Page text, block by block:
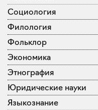
Социология
Филология
Фольклор
Экономика
Этнография
Юридические науки
Языкознание